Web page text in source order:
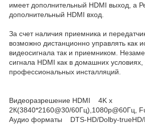
имеет дополнительный HDMI выход, а
дополнительный HDMI вход.
За счет наличия приемника и
возможно дистанционно управлять как
видеосигнала так и приемником.
сигнала HDMI как в домашних условиях,
профессиональных инсталляций.
Видеоразрешение HDMI 4K х
2К(3840*2160@30/60Гц),1080p@60Гц,
Аудио форматы DTS-HD/Dolby-trueHD/